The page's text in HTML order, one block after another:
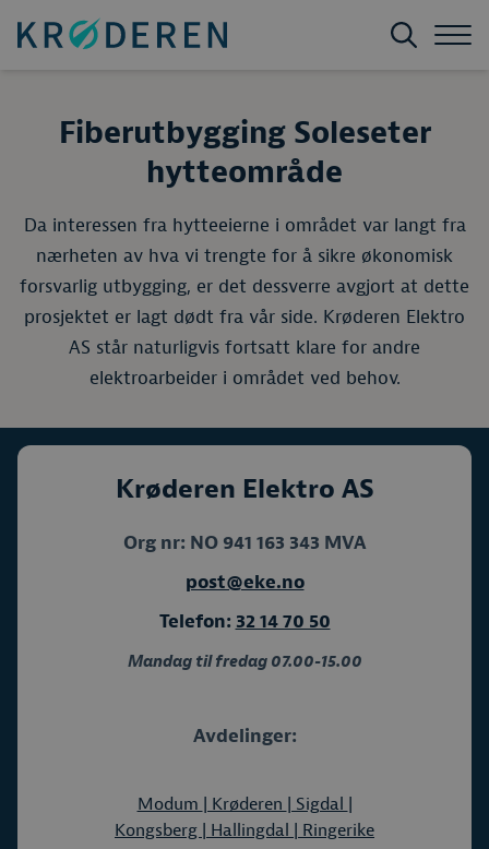
Fiberutbygging Soleseter
hytteområde
Da interessen fra hytteeierne i området var langt fra
nærheten av hva vi trengte for å sikre økonomisk
forsvarlig utbygging, er det dessverre avgjort at dette
prosjektet er lagt dødt fra vår side. Krøderen Elektro
AS står naturligvis fortsatt klare for andre
elektroarbeider i området ved behov.
Krøderen Elektro AS
Org nr: NO 941 163 343 MVA
post@eke.no
Telefon: 32 14 70 50
Mandag til fredag 07.00-15.00
Avdelinger:
Modum | Krøderen | Sigdal
Kongsberg
| Hallingdal | Ringerike